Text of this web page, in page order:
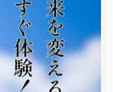
師に注目を
響
生徒の数学力向上に